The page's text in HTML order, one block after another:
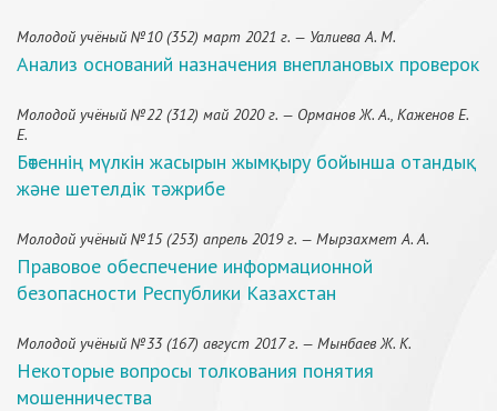
Молодой учёный №10 (352) март 2021 г. — Уалиева А. М.
Анализ оснований назначения внеплановых проверок
Молодой учёный №22 (312) май 2020 г. — Орманов Ж. А., Каженов Е.
Е.
Бөтеннің мүлкін жасырын жымқыру бойынша отандық
және шетелдік тәжрибе
Молодой учёный №15 (253) апрель 2019 г. — Мырзахмет А. А.
Правовое обеспечение информационной
безопасности Республики Казахстан
Молодой учёный №33 (167) август 2017 г. — Мынбаев Ж. К.
Некоторые вопросы толкования понятия
мошенничества